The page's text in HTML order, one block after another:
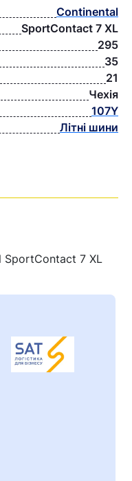
Continental
SportContact 7 XL
295
35
21
Чехія
107Y
Літні шини
SportContact 7 XL